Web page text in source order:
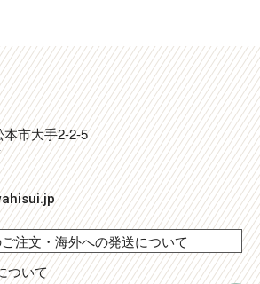
市大手2-2-5
注文・海外への発送について
ついて